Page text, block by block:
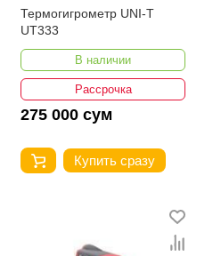
Термогигрометр UNI-T
UT333
В наличии
Рассрочка
275 000 сум
Купить сразу